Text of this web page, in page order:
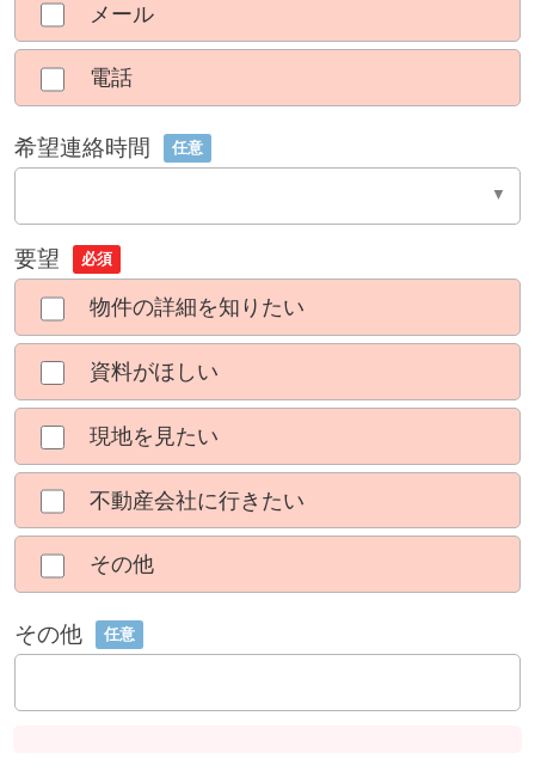
メール
電話
希望連絡時間 任意
要望 必須
物件の詳細を知りたい
資料がほしい
現地を見たい
不動産会社に行きたい
その他
その他 任意